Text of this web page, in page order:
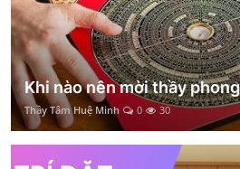
Khi nào nên mời thầy
Thầy Tâm Huệ Minh 0 30